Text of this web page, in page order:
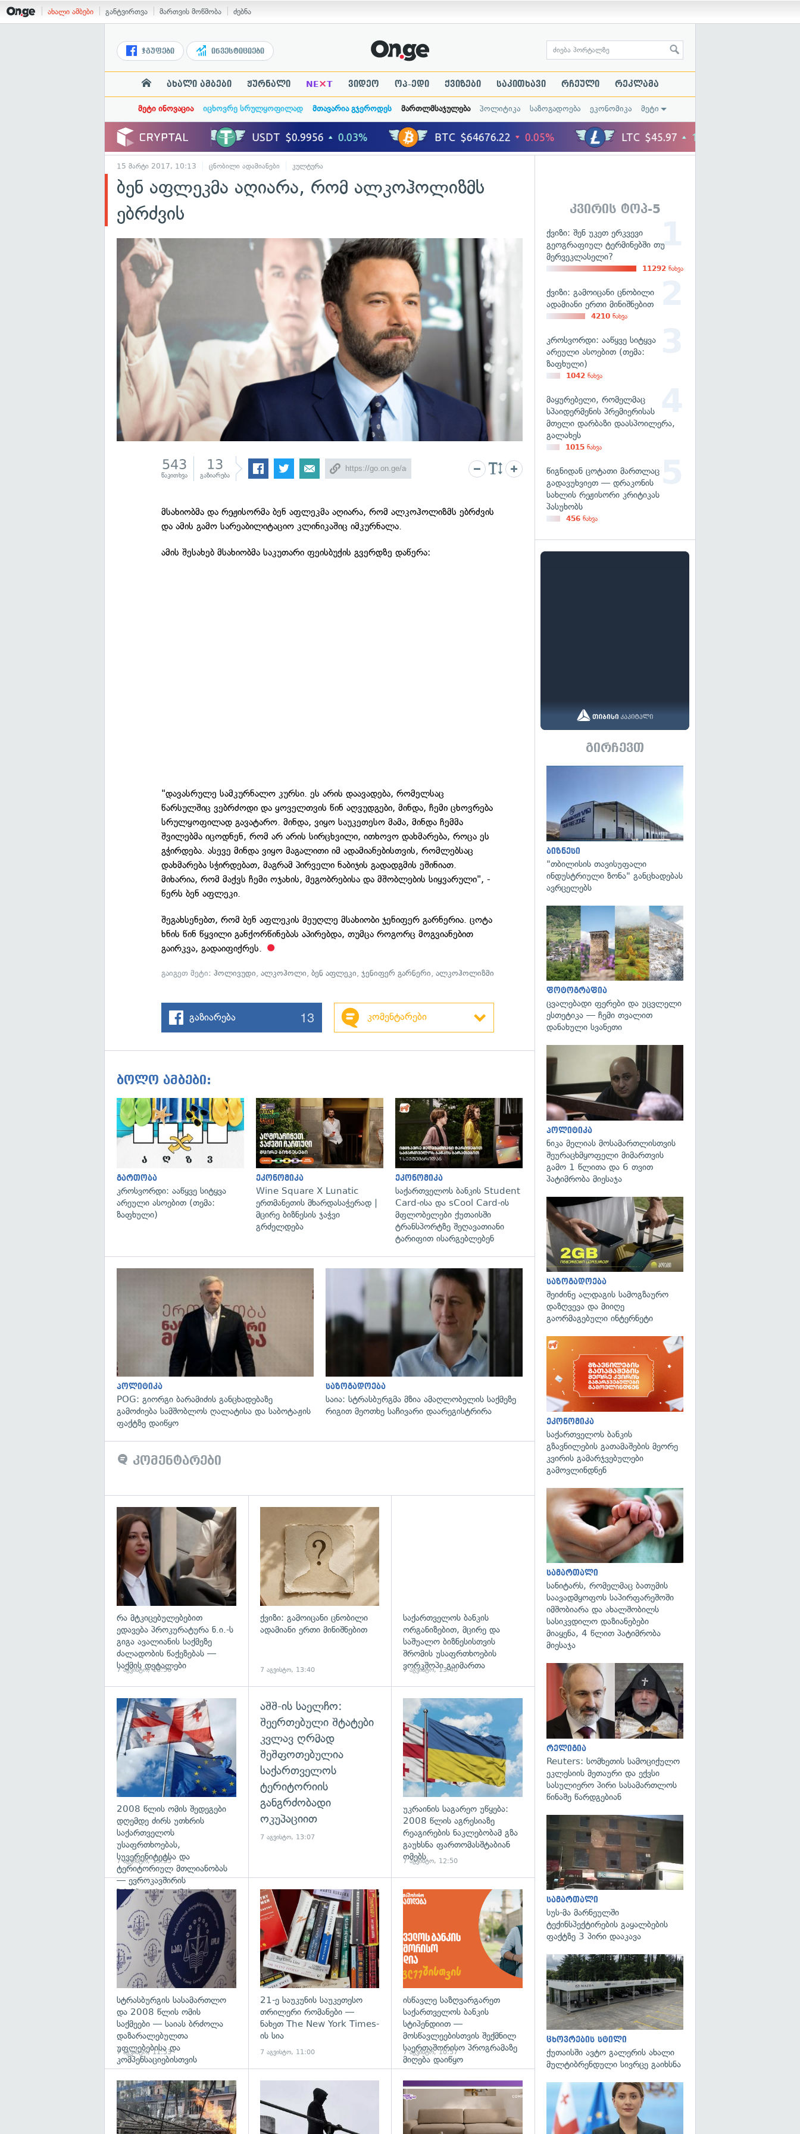
ახალი ამბები განტვირთვა მართვის მოწმობა ძებნა
ჯგუფები ინვესტიციები
ახალი ამბები ჟურნალი NE×T ვიდეო ოპ-ედი ქვიზები საკითხავი რჩეული რეკლამა
მეტი ინოვაცია იცხოვრე სრულყოფილად მთავარია გჯეროდეს მართლმსაჯულება პოლიტიკა საზოგადოება ეკონომიკა მეტი
15 მარტი 2017, 10:13 ცნობილი ადამიანები კულტურა
ბენ აფლეკმა აღიარა, რომ ალკოჰოლიზმს
ებრძვის
543
წაკითხვა
13
გაზიარება
მსახიობმა და რეჟისორმა ბენ აფლეკმა აღიარა, რომ ალკოჰოლიზმს ებრძვის
და ამის გამო სარეაბილიტაციო კლინიკაშიც იმკურნალა.
ამის შესახებ მსახიობმა საკუთარი ფეისბუქის გვერდზე დაწერა:
"დავასრულე სამკურნალო კურსი. ეს არის დაავადება, რომელსაც
წარსულშიც ვებრძოდი და ყოველთვის წინ აღვუდგები, მინდა, ჩემი ცხოვრება
სრულყოფილად გავატარო. მინდა, ვიყო საუკეთესო მამა, მინდა ჩემმა
შვილებმა იცოდნენ, რომ არ არის სირცხვილი, ითხოვო დახმარება, როცა ეს
გჭირდება. ასევე მინდა ვიყო მაგალითი იმ ადამიანებისთვის, რომლებსაც
დახმარება სჭირდებათ, მაგრამ პირველი ნაბიჯის გადადგმის ეშინიათ.
მიხარია, რომ მაქვს ჩემი ოჯახის, მეგობრებისა და მშობლების სიყვარული", -
წერს ბენ აფლეკი.
შეგახსენებთ, რომ ბენ აფლეკის მეუღლე მსახიობი ჯენიფერ გარნერია. ცოტა
ხნის წინ წყვილი განქორწინებას აპირებდა, თუმცა როგორც მოგვიანებით
გაირკვა, გადაიფიქრეს.
გაიგეთ მეტი:ჰოლივუდი,ალკოჰოლი,ბენ აფლეკი,ჯენიფერ გარნერი,ალკოჰოლიზმი
გაზიარება 13 კომენტარები
ბოლო ამბები:
გადახედვა
გართობა
კროსვორდი: ააწყვე სიტყვა
არეული ასოებით (თემა:
ზაფხული)
ეკონომიკა
Wine Square X Lunatic
ერთმანეთის მხარდასაჭერად |
მცირე ბიზნესის ჯაჭვი
გრძელდება
ეკონომიკა
საქართველოს ბანკის Student
Card-ისა და sCool Card-ის
მფლობელები ქუთაისში
ტრანსპორტზე შეღავათიანი
ტარიფით ისარგებლებენ
პოლიტიკა
POG: გიორგი ბარამიძის განცხადებაზე
გამოძიება სამშობლოს ღალატისა და საბოტაჟის
ფაქტზე დაიწყო
გადახედვა
საზოგადოება
საია: სტრასბურგმა მზია ამაღლობელის საქმეზე
რიგით მეოთხე საჩივარი დაარეგისტრირა
კომენტარები
რა მტკიცებულებებით
ედავება პროკურატურა ნ.ი.-ს
გიგა ავალიანის საქმეზე
ძალადობის წაქეზებას —
საქმის დეტალები
7 აგვისტო, 16:50
ქვიზი: გამოიცანი ცნობილი
ადამიანი ერთი მინიშნებით
7 აგვისტო, 13:40
საქართველოს ბანკის
ორგანიზებით, მცირე და
საშუალო ბიზნესისთვის
შრომის უსაფრთხოების
ვორკშოპი გაიმართა
7 აგვისტო, 13:40
გადახედვა
2008 წლის ომის შედეგები
დღემდე ძირს უთხრის
საქართველოს
უსაფრთხოებას,
სუვერენიტეტსა და
ტერიტორიულ მთლიანობას
— ევროკავშირის
პრესპიკერის განცხადება
7 აგვისტო, 13:35
აშშ-ის საელჩო:
შეერთებული შტატები
კვლავ ღრმად
შეშფოთებულია
საქართველოს
ტერიტორიის
განგრძობადი
ოკუპაციით
7 აგვისტო, 13:07
გადახედვა
უკრაინის საგარეო უწყება:
2008 წლის აგრესიაზე
რეაგირების ნაკლებობამ გზა
გაუხსნა ფართომასშტაბიან
ომებს
7 აგვისტო, 12:50
გადახედვა
სტრასბურგის სასამართლო
და 2008 წლის ომის
საქმეები — საიას ბრძოლა
დაზარალებულთა
უფლებებისა და
კომპენსაციებისთვის
7 აგვისტო, 11:53
გადახედვა
21-ე საუკუნის საუკეთესო
თრილერი რომანები —
ნახეთ The New York Times-
ის სია
7 აგვისტო, 11:00
ისწავლე საზღვარგარეთ
საქართველოს ბანკის
სტიპენდიით —
მოსწავლეებისთვის შექმნილ
საერთაშორისო პროგრამაზე
მიღება დაიწყო
7 აგვისტო, 10:57
გადახედვა
კვირის ტოპ-5
ქვიზი: შენ უკეთ ერკვევი
გეოგრაფიულ ტერმინებში თუ
მერვეკლასელი?
11292 ნახვა
ქვიზი: გამოიცანი ცნობილი
ადამიანი ერთი მინიშნებით
4210 ნახვა
კროსვორდი: ააწყვე სიტყვა
არეული ასოებით (თემა:
ზაფხული)
1042 ნახვა
მაყურებელი, რომელმაც
სპაიდერმენის პრემიერისას
მთელი დარბაზი დაასპოილერა,
გალახეს
1015 ნახვა
წიგნიდან ცოტათი მართლაც
გადავუხვიეთ — დრაკონის
სახლის რეჟისორი კრიტიკას
პასუხობს
456 ნახვა
გირჩევთ
ბიზნესი
"თბილისის თავისუფალი
ინდუსტრიული ზონა" განცხადებას
ავრცელებს
ფოტოგრაფია
ცვალებადი ფერები და უცვლელი
ესთეტიკა — ჩემი თვალით
დანახული სვანეთი
პოლიტიკა
ნიკა მელიას მოსამართლისთვის
შეურაცხმყოფელი მიმართვის
გამო 1 წლითა და 6 თვით
პატიმრობა მიესაჯა
საზოგადოება
შეიძინე ალდაგის სამოგზაურო
დაზღვევა და მიიღე
გაორმაგებული ინტერნეტი
ეკონომიკა
საქართველოს ბანკის
გზავნილების გათამაშების მეორე
კვირის გამარჯვებულები
გამოვლინდნენ
სამართალი
სანიტარს, რომელმაც ბათუმის
საავადმყოფოს საპირფარეშოში
იმშობიარა და ახალშობილს
სასიკვდილო დაზიანებები
მიაყენა, 4 წლით პატიმრობა
მიესაჯა
რელიგია
Reuters: სომხეთის სამოციქულო
ეკლესიის მეთაური და ექვსი
სასულიერო პირი სასამართლოს
წინაშე წარდგებიან
სამართალი
სუს-მა მარნეულში
ტექინსპექტირების გაყალბების
ფაქტზე 3 პირი დააკავა
ცხოვრების სტილი
ქუთაისში ავტო გალერის ახალი
მულტიბრენდული სივრცე გაიხსნა